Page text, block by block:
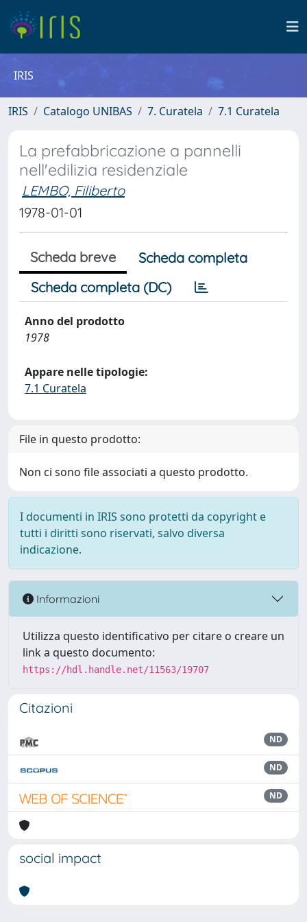
IRIS
IRIS Catalogo UNIBAS 7. Curatela 7.1 Curatela
La prefabbricazione a pannelli
nell'edilizia residenziale
LEMBO, Filiberto
1978-01-01
Scheda breve
Scheda completa
Scheda completa (DC)
Anno del prodotto
1978
Appare nelle tipologie:
7.1 Curatela
File in questo prodotto:
Non ci sono file associati a questo prodotto.
I documenti in IRIS sono protetti da copyright e
tutti i diritti sono riservati, salvo diversa
indicazione.
Informazioni
Utilizza questo identificativo per citare o creare un
link a questo documento:
https://hdl.handle.net/11563/19707
Citazioni
ND
ND
ND
social impact